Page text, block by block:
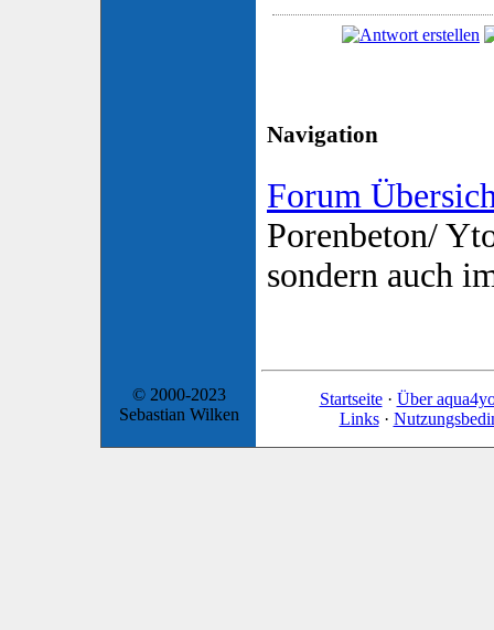
Navigation
Forum
Porenbeton/
sondern auch
© 2000-2023
Sebastian Wilken
Startseite· Über
Links·